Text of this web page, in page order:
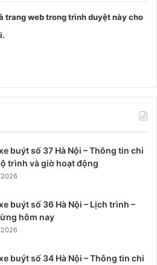
trang web trong trình duyệt này cho
buýt số 37 Hà Nội – Thông tin chi
trình và giờ hoạt động
buýt số 36 Hà Nội – Lịch trình –
hôm nay
buýt số 34 Hà Nội – Thông tin chi